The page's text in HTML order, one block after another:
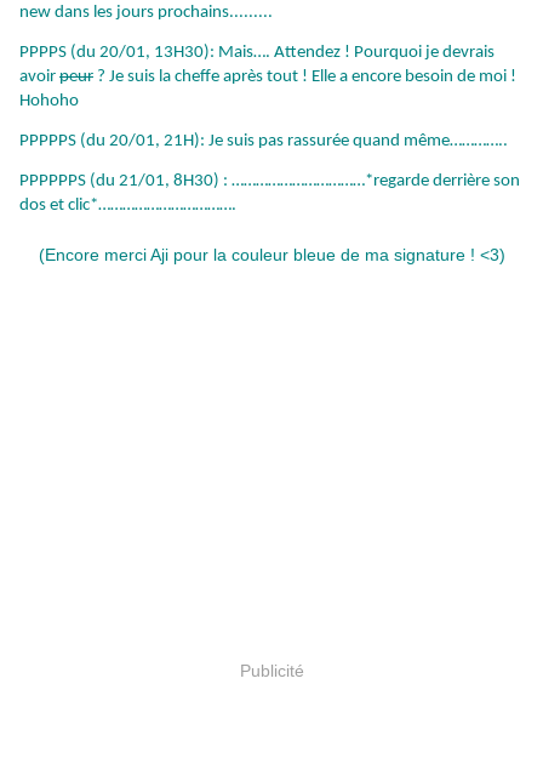
new dans les jours prochains.........
PPPPS (du 20/01, 13H30): Mais…. Attendez ! Pourquoi je devrais
avoir peur ? Je suis la cheffe après tout ! Elle a encore besoin de moi !
Hohoho
PPPPPS (du 20/01, 21H): Je suis pas rassurée quand même…………..
PPPPPPS (du 21/01, 8H30) : ……………………………*regarde derrière son
dos et clic*…………………………….
(Encore merci Aji pour la couleur bleue de ma signature ! <3)
Publicité